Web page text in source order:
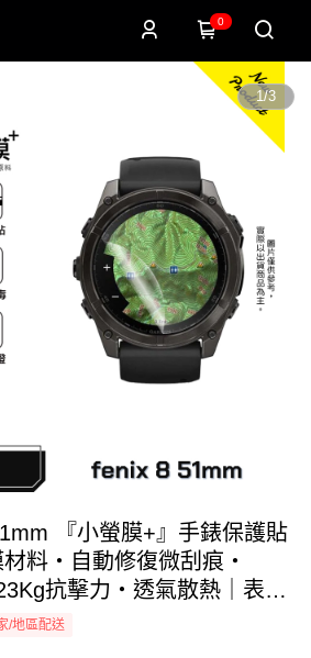
0
1/3
『小螢膜+』手錶保護貼
材料・自動修復微刮痕・
抗擊力・透氣散熱｜表層
合專利 ｜MIT台灣製造 (一
/地區配送